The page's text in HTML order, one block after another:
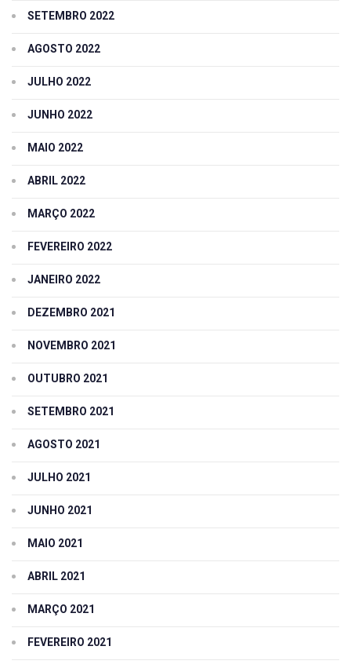
SETEMBRO 2022
AGOSTO 2022
JULHO 2022
JUNHO 2022
MAIO 2022
ABRIL 2022
MARÇO 2022
FEVEREIRO 2022
JANEIRO 2022
DEZEMBRO 2021
NOVEMBRO 2021
OUTUBRO 2021
SETEMBRO 2021
AGOSTO 2021
JULHO 2021
JUNHO 2021
MAIO 2021
ABRIL 2021
MARÇO 2021
FEVEREIRO 2021